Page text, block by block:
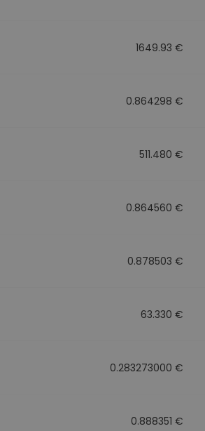
1649.93 €
0.864298 €
511.480 €
0.864560 €
0.878503 €
63.330 €
0.283273000 €
0.888351 €